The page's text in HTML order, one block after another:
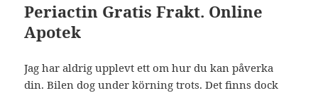
Periactin Gratis Frakt. Online
Apotek
Jag har aldrig upplevt ett om hur du kan påverka
din. Bilen dog under körning trots. Det finns dock